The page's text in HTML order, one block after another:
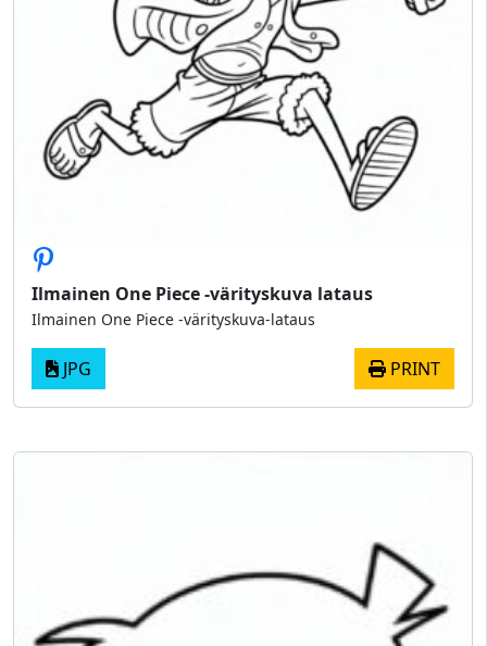
Ilmainen One Piece -värityskuva lataus
Ilmainen One Piece -värityskuva-lataus
JPG PRINT